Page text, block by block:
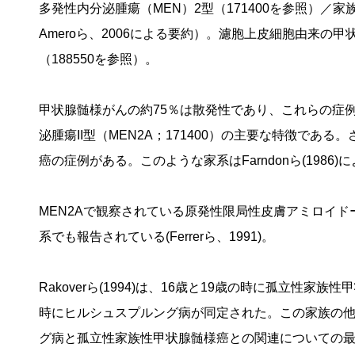
多発性内分泌腫瘍（MEN）2型（171400を参照）／
Ameroら、2006による要約）。濾胞上皮細胞由来の甲
（188550を参照）。
甲状腺髄様がんの約75％は散発性であり、これらの症
泌腫瘍II型（MEN2A；171400）の主要な特徴である
癌の症例がある。このような家系はFarndonら(1986)
MEN2Aで観察されている原発性限局性皮膚アミロイ
系でも報告されている(Ferrerら、1991)。
Rakoverら(1994)は、16歳と19歳の時に孤立性家族性
時にヒルシュスプルング病が同定された。この家族の
グ病と孤立性家族性甲状腺髄様癌との関連についての